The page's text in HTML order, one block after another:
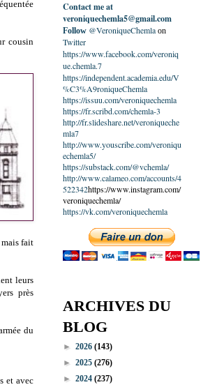
cousin
mais fait
leurs
près
du
et avec
Contact me at
veroniquechemla5@gmail.com
Follow @VeroniqueChemlaon
Twitter
https://www.facebook.com/veroniq
ue.chemla.7
https://independent.academia.edu/V
%C3%A9roniqueChemla
https://issuu.com/veroniquechemla
https://fr.scribd.com/chemla-3
http://fr.slideshare.net/veroniqueche
mla7
http://www.youscribe.com/veroniqu
echemla5/
https://substack.com/@vchemla/
http://www.calameo.com/accounts/4
522342https://www.instagram.com/
veroniquechemla/
https://vk.com/veroniquechemla
ARCHIVES DU
BLOG
► 2026 (143)
► 2025 (276)
► 2024 (237)